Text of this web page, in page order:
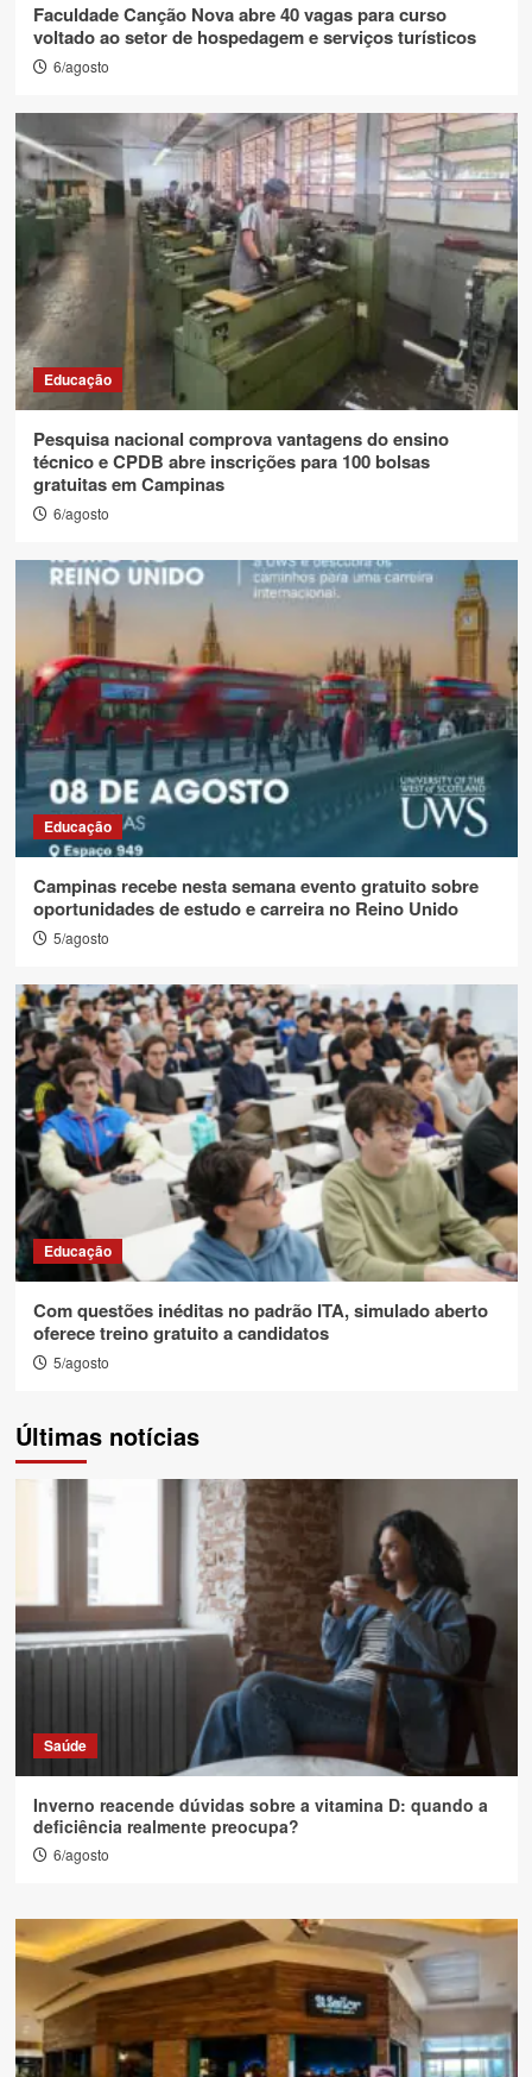
Faculdade Canção Nova abre 40 vagas para curso
voltado ao setor de hospedagem e serviços turísticos
6/agosto
Educação
Pesquisa nacional comprova vantagens do ensino
técnico e CPDB abre inscrições para 100 bolsas
gratuitas em Campinas
6/agosto
Educação
Campinas recebe nesta semana evento gratuito sobre
oportunidades de estudo e carreira no Reino Unido
5/agosto
Educação
Com questões inéditas no padrão ITA, simulado aberto
oferece treino gratuito a candidatos
5/agosto
Últimas notícias
Saúde
Inverno reacende dúvidas sobre a vitamina D: quando a
deficiência realmente preocupa?
6/agosto